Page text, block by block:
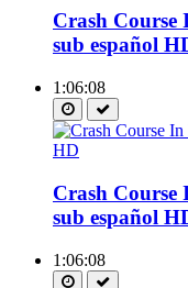
Crash Course
sub español
1:06:08
Crash Course
sub español
1:06:08